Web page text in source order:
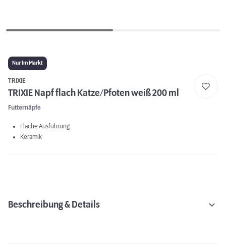
Nur Im Markt
TRIXIE
TRIXIE Napf flach Katze/Pfoten weiß 200 ml
Futternäpfe
Flache Ausführung
Keramik
Beschreibung & Details